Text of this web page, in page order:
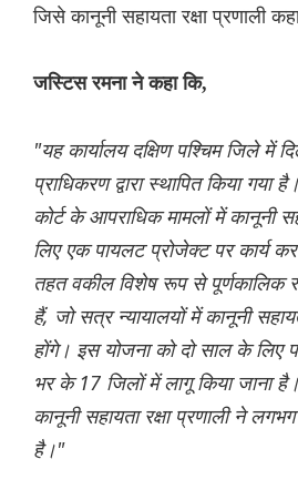
जिसे कानूनी सहायता रक्षा प्रणाली
जस्टिस रमना ने कहा कि,
"यह कार्यालय दक्षिण पश्चिम जिले में
प्राधिकरण द्वारा स्थापित किया गया
कोर्ट के आपराधिक मामलों में कानूनी
लिए एक पायलट प्रोजेक्ट पर कार्य
तहत वकील विशेष रूप से पूर्णकालिक
हैं, जो सत्र न्यायालयों में कानूनी
होंगे। इस योजना को दो साल के लिए
भर के 17 जिलों में लागू किया जाना
कानूनी सहायता रक्षा प्रणाली ने
है।"